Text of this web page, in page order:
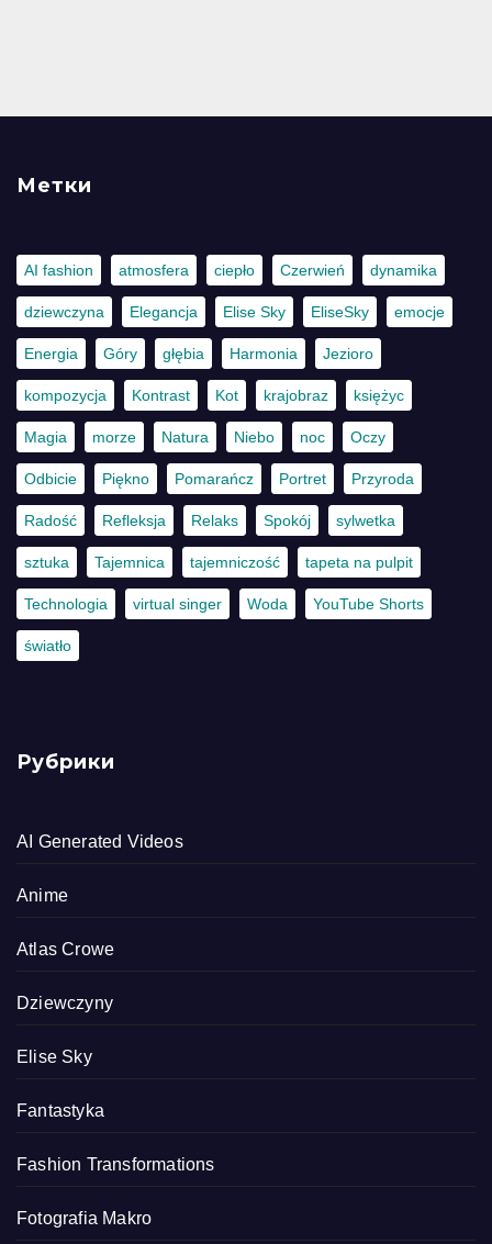
Метки
AI fashion atmosfera ciepło Czerwień dynamika
dziewczyna Elegancja Elise Sky EliseSky emocje
Energia Góry głębia Harmonia Jezioro
kompozycja Kontrast Kot krajobraz księżyc
Magia morze Natura Niebo noc Oczy
Odbicie Piękno Pomarańcz Portret Przyroda
Radość Refleksja Relaks Spokój sylwetka
sztuka Tajemnica tajemniczość tapeta na pulpit
Technologia virtual singer Woda YouTube Shorts
światło
Рубрики
AI Generated Videos
Anime
Atlas Crowe
Dziewczyny
Elise Sky
Fantastyka
Fashion Transformations
Fotografia Makro